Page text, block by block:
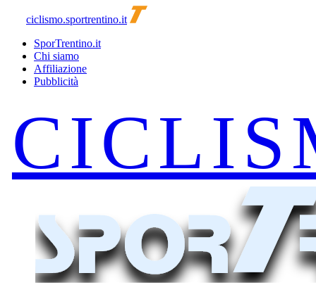
ciclismo.sportrentino.it
SporTrentino.it
Chi siamo
Affiliazione
Pubblicità